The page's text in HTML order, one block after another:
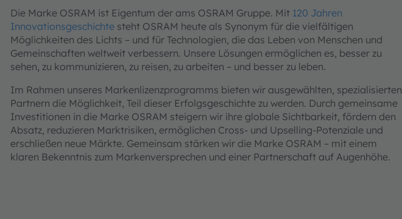
Die Marke OSRAM ist Eigentum der ams OSRAM Gruppe. Mit 120 Jahren
Innovationsgeschichte steht OSRAM heute als Synonym für die vielfältigen
Möglichkeiten des Lichts – und für Technologien, die das Leben von Menschen und
Gemeinschaften weltweit verbessern. Unsere Lösungen ermöglichen es, besser zu
sehen, zu kommunizieren, zu reisen, zu arbeiten – und besser zu leben.
Im Rahmen unseres Markenlizenzprogramms bieten wir ausgewählten, spezialisierten
Partnern die Möglichkeit, Teil dieser Erfolgsgeschichte zu werden. Durch gemeinsame
Investitionen in die Marke OSRAM steigern wir ihre globale Sichtbarkeit, fördern den
Absatz, reduzieren Marktrisiken, ermöglichen Cross- und Upselling-Potenziale und
erschließen neue Märkte. Gemeinsam stärken wir die Marke OSRAM – mit einem
klaren Bekenntnis zum Markenversprechen und einer Partnerschaft auf Augenhöhe.